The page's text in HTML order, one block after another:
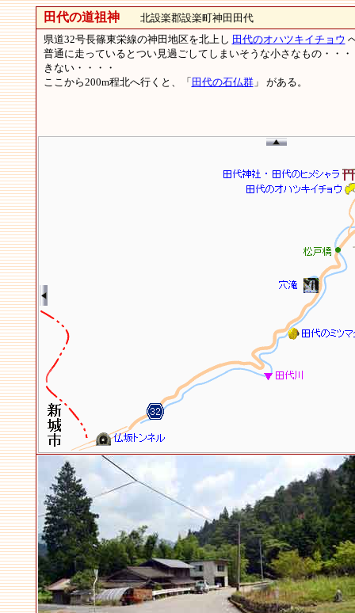
田代の道祖神北設楽郡設楽町神田田代
県道32号長篠東栄線の神田地区を北上し 田代のオハツキイチョウ
普通に走っているとつい見過ごしてしまいそうな小さなもの・・
きない・・・・
ここから200m程北へ行くと、「 田代の石仏群」 がある。